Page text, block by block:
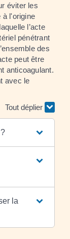
éviter les
à l'origine
l’acte
pénétrant
des
peut être
anticoagulant.
avec le
Tout déplier
la